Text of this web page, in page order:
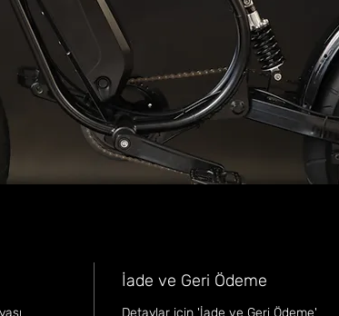
İade ve Geri Ödeme
Detaylar için 'İade ve Geri Ödeme'